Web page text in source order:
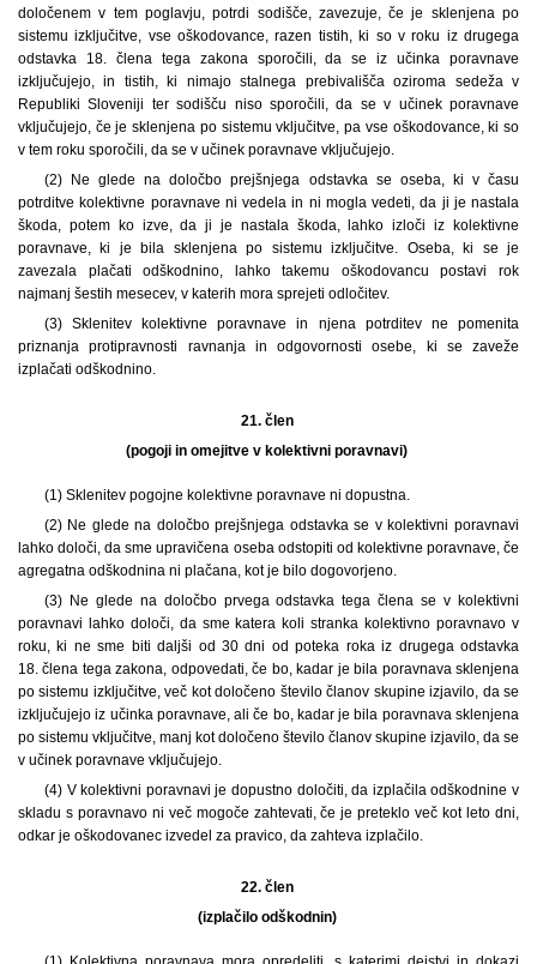
določenem v tem poglavju, potrdi sodišče, zavezuje, če je sklenjena po
sistemu izključitve, vse oškodovance, razen tistih, ki so v roku iz drugega
odstavka 18. člena tega zakona sporočili, da se iz učinka poravnave
izključujejo, in tistih, ki nimajo stalnega prebivališča oziroma sedeža v
Republiki Sloveniji ter sodišču niso sporočili, da se v učinek poravnave
vključujejo, če je sklenjena po sistemu vključitve, pa vse oškodovance, ki so
v tem roku sporočili, da se v učinek poravnave vključujejo.
(2) Ne glede na določbo prejšnjega odstavka se oseba, ki v času
potrditve kolektivne poravnave ni vedela in ni mogla vedeti, da ji je nastala
škoda, potem ko izve, da ji je nastala škoda, lahko izloči iz kolektivne
poravnave, ki je bila sklenjena po sistemu izključitve. Oseba, ki se je
zavezala plačati odškodnino, lahko takemu oškodovancu postavi rok
najmanj šestih mesecev, v katerih mora sprejeti odločitev.
(3) Sklenitev kolektivne poravnave in njena potrditev ne pomenita
priznanja protipravnosti ravnanja in odgovornosti osebe, ki se zaveže
izplačati odškodnino.
21. člen
(pogoji in omejitve v kolektivni poravnavi)
(1) Sklenitev pogojne kolektivne poravnave ni dopustna.
(2) Ne glede na določbo prejšnjega odstavka se v kolektivni poravnavi
lahko določi, da sme upravičena oseba odstopiti od kolektivne poravnave, če
agregatna odškodnina ni plačana, kot je bilo dogovorjeno.
(3) Ne glede na določbo prvega odstavka tega člena se v kolektivni
poravnavi lahko določi, da sme katera koli stranka kolektivno poravnavo v
roku, ki ne sme biti daljši od 30 dni od poteka roka iz drugega odstavka
18. člena tega zakona, odpovedati, če bo, kadar je bila poravnava sklenjena
po sistemu izključitve, več kot določeno število članov skupine izjavilo, da se
izključujejo iz učinka poravnave, ali če bo, kadar je bila poravnava sklenjena
po sistemu vključitve, manj kot določeno število članov skupine izjavilo, da se
v učinek poravnave vključujejo.
(4) V kolektivni poravnavi je dopustno določiti, da izplačila odškodnine v
skladu s poravnavo ni več mogoče zahtevati, če je preteklo več kot leto dni,
odkar je oškodovanec izvedel za pravico, da zahteva izplačilo.
22. člen
(izplačilo odškodnin)